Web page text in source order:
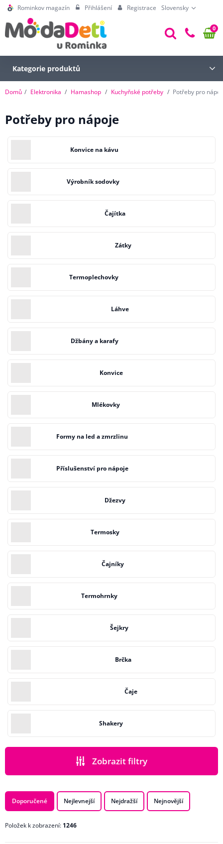
Rominkov magazín Přihlášení Registrace Slovensky
0
Kategorie produktů
Domů Elektronika Hamashop Kuchyňské potřeby Potřeby pro
Potřeby pro nápoje
Konvice na kávu
Výrobník sodovky
Čajítka
Zátky
Termoplechovky
Láhve
Džbány a karafy
Konvice
Mlékovky
Formy na led a zmrzlinu
Příslušenství pro nápoje
Džezvy
Termosky
Čajníky
Termohrnky
Šejkry
Brčka
Čaje
Shakery
Zobrazit filtry
PODKATEGORIE
CENA
Doporučené Nejlevnejší Nejdražší Nejnovější
Položek k zobrazení: 1246